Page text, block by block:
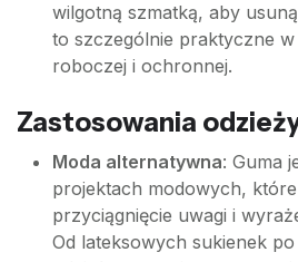
wilgotną szmatką, aby
to szczególnie praktyczne
roboczej i ochronnej.
Zastosowania
Moda alternatywna: Guma
projektach modowych,
przyciągnięcie uwagi i
Od lateksowych sukienek